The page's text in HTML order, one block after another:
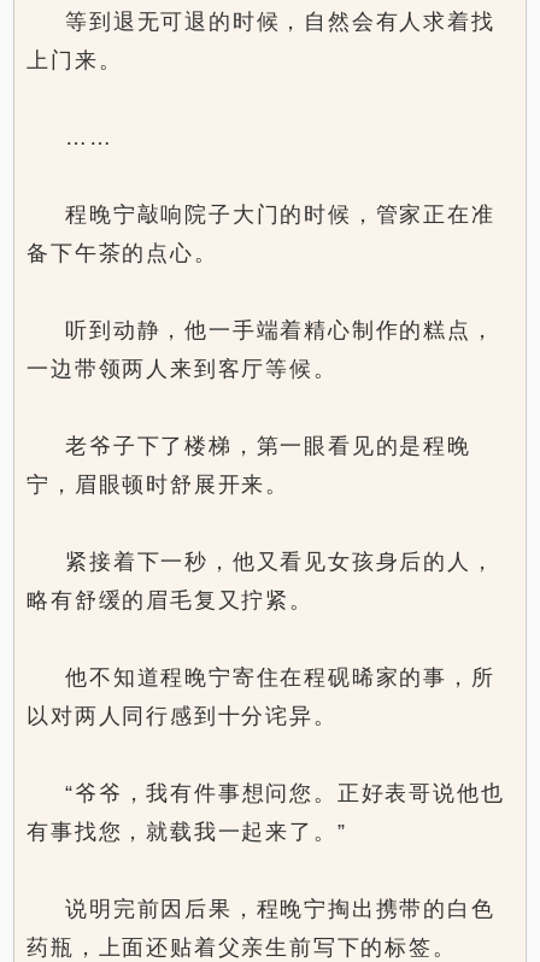
等到退无可退的时候，自然会有人求着找
上门来。
……
程晚宁敲响院子大门的时候，管家正在准
备下午茶的点心。
听到动静，他一手端着精心制作的糕点，
一边带领两人来到客厅等候。
老爷子下了楼梯，第一眼看见的是程晚
宁，眉眼顿时舒展开来。
紧接着下一秒，他又看见女孩身后的人，
略有舒缓的眉毛复又拧紧。
他不知道程晚宁寄住在程砚晞家的事，所
以对两人同行感到十分诧异。
“爷爷，我有件事想问您。正好表哥说他也
有事找您，就载我一起来了。”
说明完前因后果，程晚宁掏出携带的白色
药瓶，上面还贴着父亲生前写下的标签。